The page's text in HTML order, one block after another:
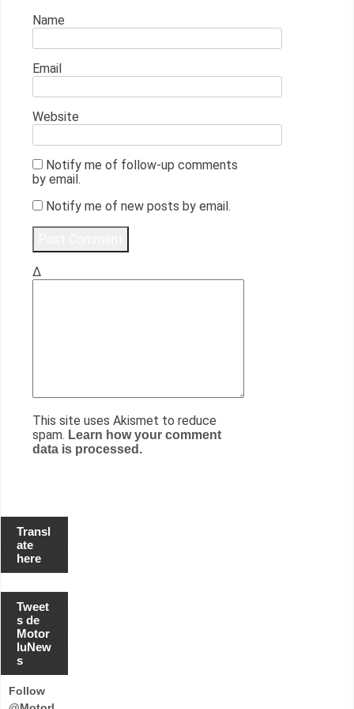
Name
Email
Website
Notify me of follow-up comments
by email.
Notify me of new posts by email.
Δ
This site uses Akismet to reduce
spam. Learn how your comment
data is processed.
Transl
ate
here
Tweet
s de
Motor
luNew
s
Follow